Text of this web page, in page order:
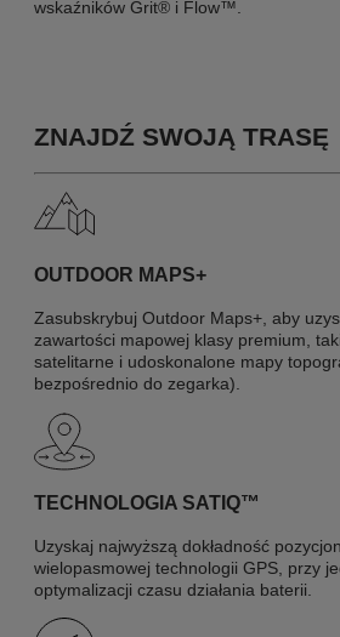
wskaźników Grit® i Flow™.
ZNAJDŹ SWOJĄ TRASĘ
OUTDOOR MAPS+
Zasubskrybuj Outdoor Maps+, aby
zawartości mapowej klasy premium,
satelitarne i udoskonalone mapy
bezpośrednio do zegarka).
TECHNOLOGIA SATIQ™
Uzyskaj najwyższą dokładność
wielopasmowej technologii GPS, przy
optymalizacji czasu działania baterii.